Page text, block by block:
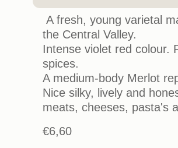
A fresh, young varietal
the Central Valley.
Intense violet red colour.
spices.
A medium-body Merlot
Nice silky, lively and
meats, cheeses, pasta's
€6,60